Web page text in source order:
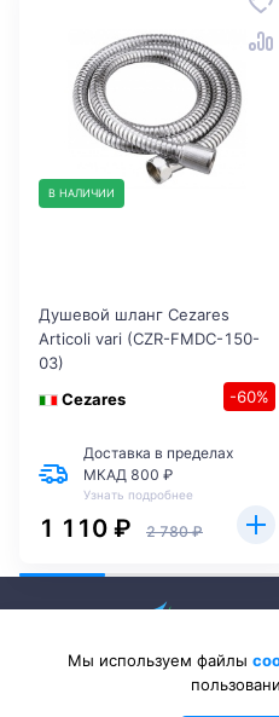
В НАЛИЧИИ
Душевой шланг Cezares
Articoli vari (CZR-FMDC-150-
03)
Cezares
-60%
Доставка в пределах
МКАД 800 ₽
Узнать подробнее
1 110 ₽ 2 780 ₽
Мы используем файлы